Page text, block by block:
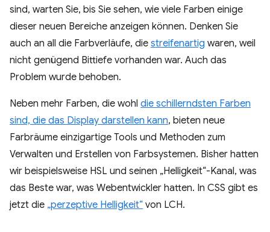
sind, warten Sie, bis Sie sehen, wie viele Farben einige
dieser neuen Bereiche anzeigen können. Denken Sie
auch an all die Farbverläufe, die streifenartig waren, weil
nicht genügend Bittiefe vorhanden war. Auch das
Problem wurde behoben.
Neben mehr Farben, die wohl die schillerndsten Farben
sind, die das Display darstellen kann, bieten neue
Farbräume einzigartige Tools und Methoden zum
Verwalten und Erstellen von Farbsystemen. Bisher hatten
wir beispielsweise HSL und seinen „Helligkeit“-Kanal, was
das Beste war, was Webentwickler hatten. In CSS gibt es
jetzt die „perzeptive Helligkeit“ von LCH.